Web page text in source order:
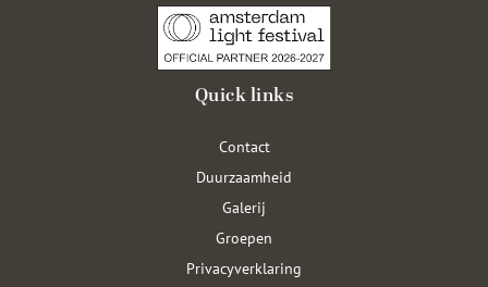
Quick links
Contact
Duurzaamheid
Galerij
Groepen
Privacyverklaring